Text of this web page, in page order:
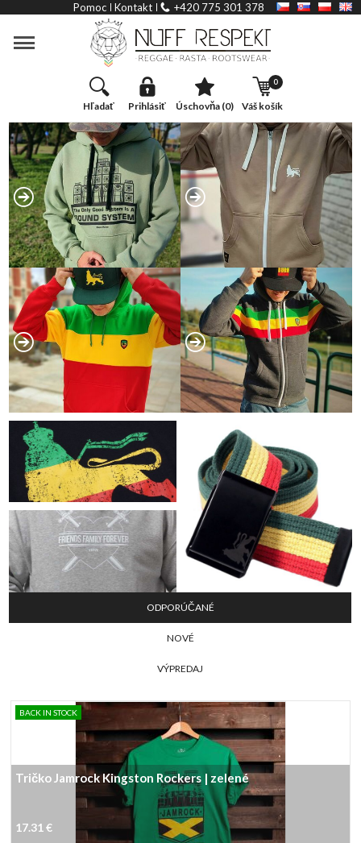
Pomoc Kontakt +420 775 301 378
hľadať prihlásiť úschovňa (0) váš košík
0
Banner
ODPORÚČANÉ
NOVÉ
VÝPREDAJ
Slider
BACK IN STOCK
Tričko Jamrock Kingston Rockers | zelené
17.31 €